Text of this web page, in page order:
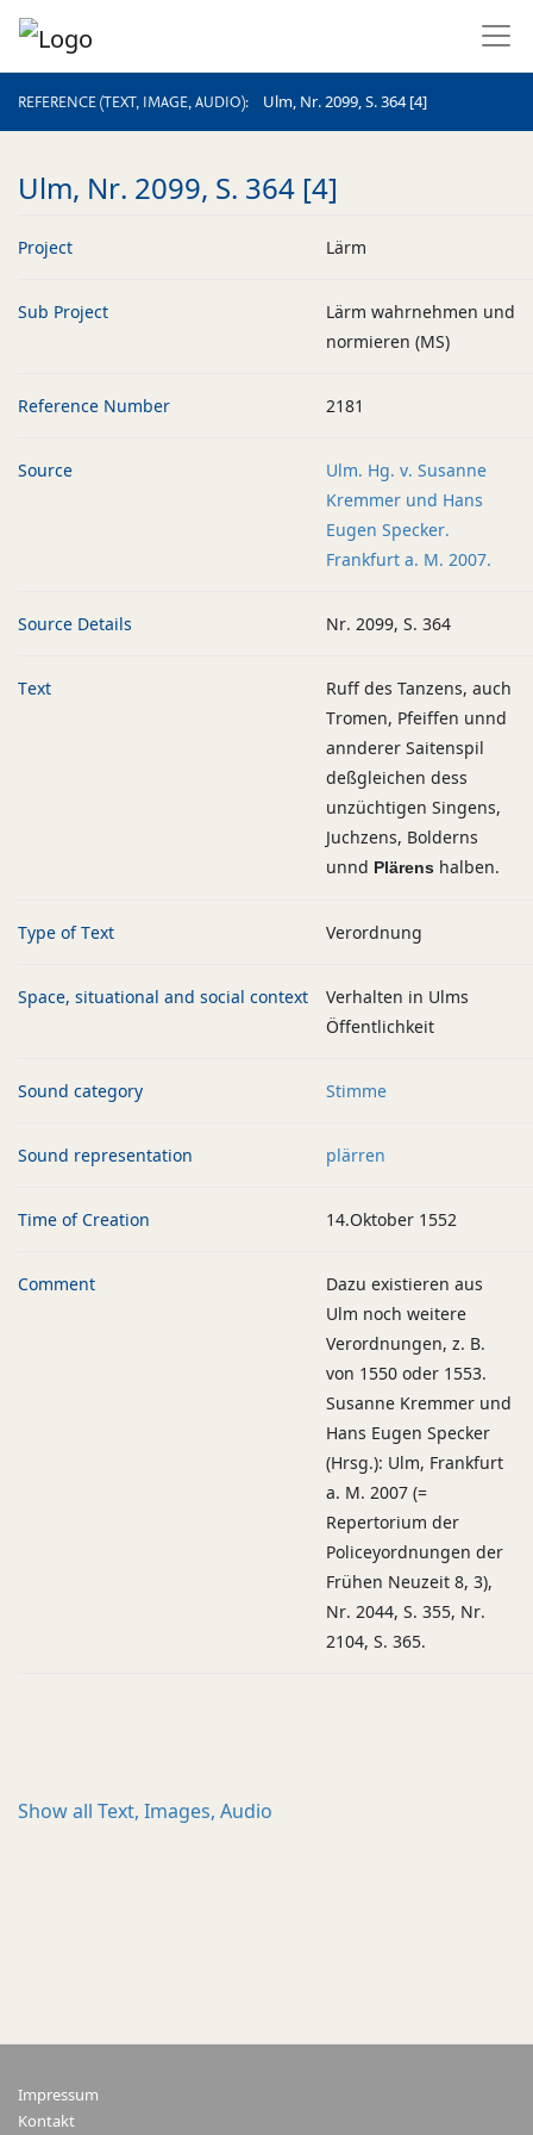
REFERENCE (TEXT, IMAGE, AUDIO) Ulm, Nr. 2099, S. 364 [4]
REFERENCE (TEXT, IMAGE, AUDIO)
Ulm, Nr. 2099, S. 364 [4]
Project Lärm
Sub Project
Lärm wahrnehmen und
normieren (MS)
Reference Number 2181
Source
Ulm. Hg. v. Susanne
Kremmer und Hans
Eugen Specker.
Frankfurt a. M. 2007.
Source Details Nr. 2099, S. 364
Text
Ruff des Tanzens, auch
Tromen, Pfeiffen unnd
annderer Saitenspil
deßgleichen dess
unzüchtigen Singens,
Juchzens, Bolderns
unnd Plärens halben.
Type of Text Verordnung
Space, situational and social context
Verhalten in Ulms
Öffentlichkeit
Sound category Stimme
Sound representation plärren
Time of Creation 14.Oktober 1552
Comment
Dazu existieren aus
Ulm noch weitere
Verordnungen, z. B.
von 1550 oder 1553.
Susanne Kremmer und
Hans Eugen Specker
(Hrsg.): Ulm, Frankfurt
a. M. 2007 (=
Repertorium der
Policeyordnungen der
Frühen Neuzeit 8, 3),
Nr. 2044, S. 355, Nr.
2104, S. 365.
Show all Text, Images, Audio
Impressum
Kontakt